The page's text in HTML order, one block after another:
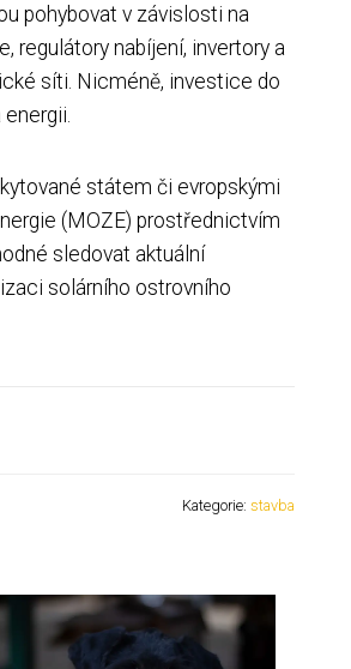
pohybovat v závislosti na
regulátory nabíjení, invertory a
síti. Nicméně, investice do
státem či evropskými
(MOZE) prostřednictvím
sledovat aktuální
solárního ostrovního
Kategorie: stavba